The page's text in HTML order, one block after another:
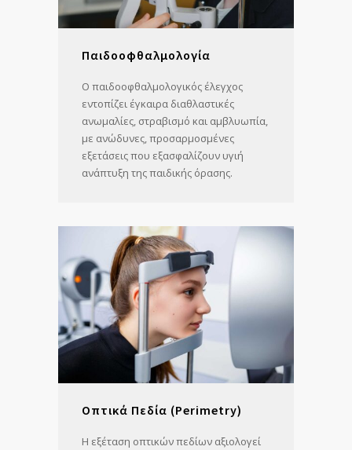
Παιδοοφθαλμολογία
Ο παιδοοφθαλμολογικός έλεγχος
εντοπίζει έγκαιρα διαθλαστικές
ανωμαλίες, στραβισμό και αμβλυωπία,
με ανώδυνες, προσαρμοσμένες
εξετάσεις που εξασφαλίζουν υγιή
ανάπτυξη της παιδικής όρασης.
Οπτικά Πεδία (Perimetry)
Η εξέταση οπτικών πεδίων αξιολογεί